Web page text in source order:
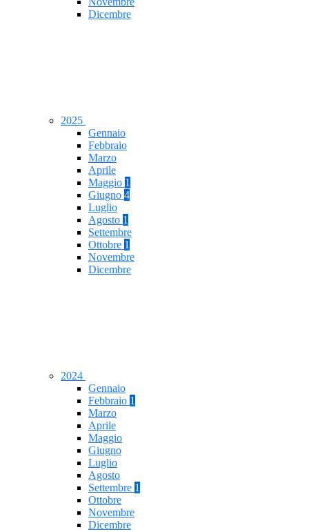
Dicembre
2025
Gennaio
Febbraio
Marzo
Aprile
Maggio 1
Giugno 4
Luglio
Agosto 1
Settembre
Ottobre 1
Novembre
Dicembre
2024
Gennaio
Febbraio 1
Marzo
Aprile
Maggio
Giugno
Luglio
Agosto
Settembre 1
Ottobre
Novembre
Dicembre